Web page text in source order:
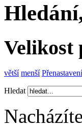
Velikost
větší menší Přenastavení
Hledat